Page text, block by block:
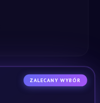
ZALECANY WYBÓR